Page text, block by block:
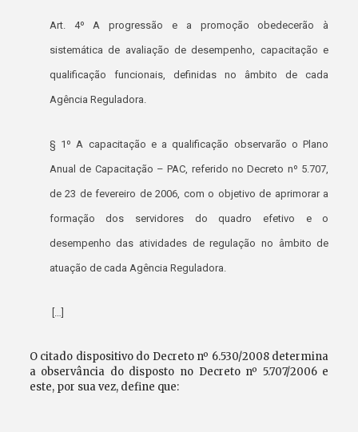
Art. 4º A progressão e a promoção obedecerão à
sistemática de avaliação de desempenho, capacitação e
qualificação funcionais, definidas no âmbito de cada
Agência Reguladora.
§ 1º A capacitação e a qualificação observarão o Plano
Anual de Capacitação – PAC, referido no Decreto nº 5.707,
de 23 de fevereiro de 2006, com o objetivo de aprimorar a
formação dos servidores do quadro efetivo e o
desempenho das atividades de regulação no âmbito de
atuação de cada Agência Reguladora.
[…]
O citado dispositivo do Decreto nº 6.530/2008 determina
a observância do disposto no Decreto nº 5.707/2006 e
este, por sua vez, define que: